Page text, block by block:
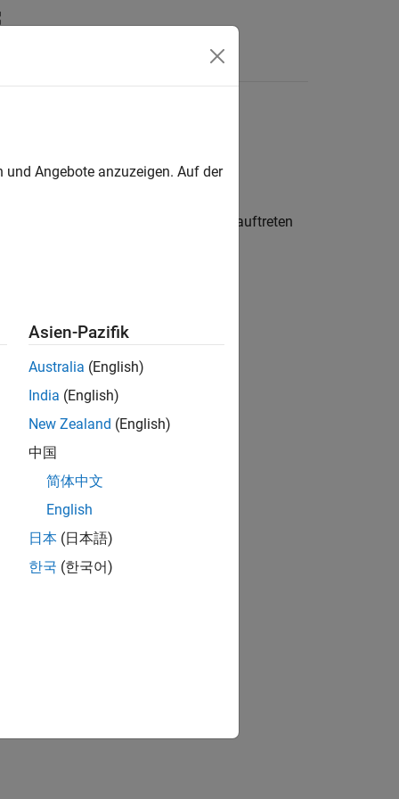
EV3-Hardware
der Funktionen des Supportpakets auftreten
over a USB cable.
using a wireless network.
Angebote anzuzeigen. Auf der
Asien-Pazifik
Australia (English)
India (English)
New Zealand (English)
中国
简体中文
English
日本 (日本語)
한국 (한국어)